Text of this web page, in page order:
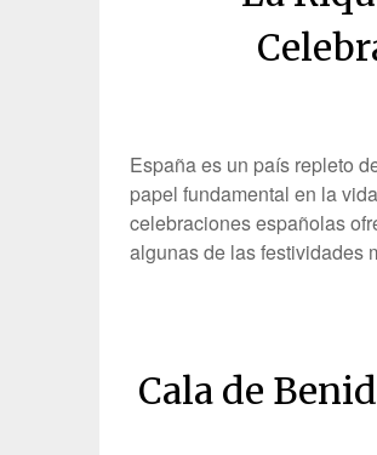
España es un país repleto
papel fundamental en la
celebraciones españolas
algunas de las festividades
Cala de